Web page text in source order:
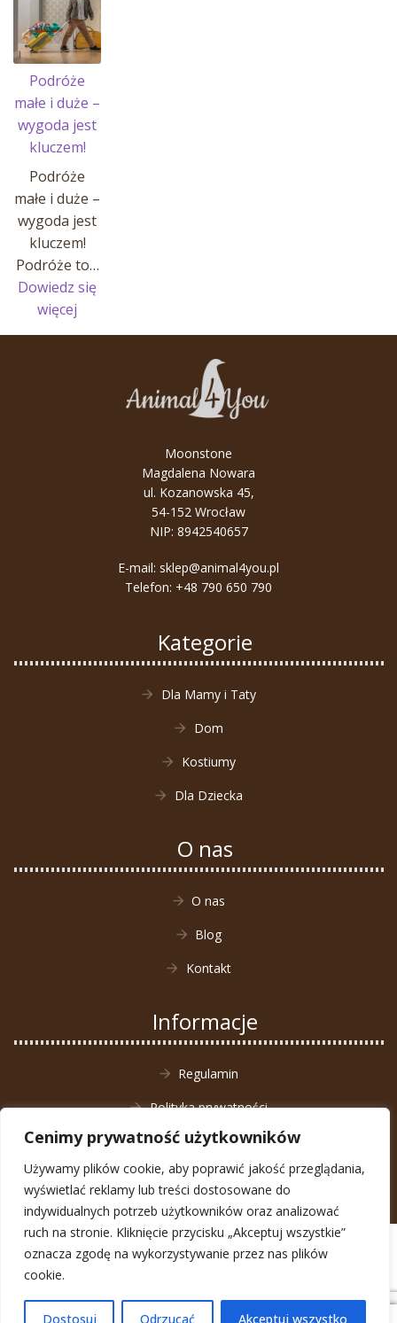
Cenimy prywatność użytkowników
Używamy plików cookie, aby poprawić jakość przeglądania,
wyświetlać reklamy lub treści dostosowane do
indywidualnych potrzeb użytkowników oraz analizować
ruch na stronie. Kliknięcie przycisku „Akceptuj wszystkie”
oznacza zgodę na wykorzystywanie przez nas plików
cookie.
Dostosuj Odrzucać Akceptuj wszystko
i
jego
pasji!
Podróże
małe i duże –
wygoda jest
kluczem!
Podróże
małe i duże –
wygoda jest
kluczem!
Podróże to…
Dowiedz się
więcej
Podróże
Moonstone
Magdalena Nowara
ul. Kozanowska 45,
54-152 Wrocław
NIP: 8942540657
E-mail: sklep@animal4you.pl
Telefon: +48 790 650 790
Kategorie
Dla Mamy i Taty
Dom
Kostiumy
Dla Dziecka
O nas
O nas
Blog
Kontakt
Informacje
Regulamin
Polityka prywatności
Zwrot towaru
© Animal4You 2026